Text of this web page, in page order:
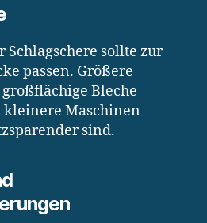
Schlagschere sollte zur
passen. Größere
Bleche
kleinere Maschinen
sind.